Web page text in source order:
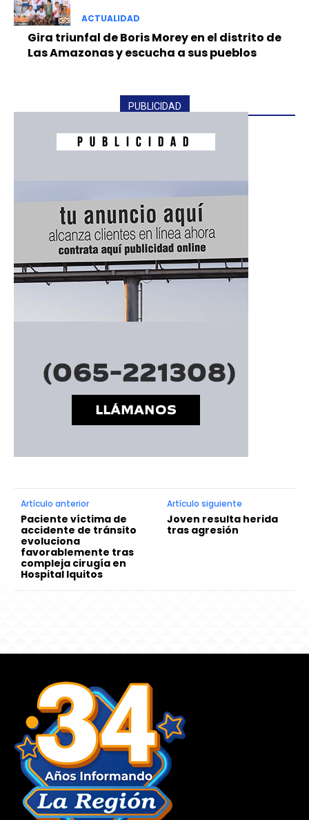
ACTUALIDAD
Gira triunfal de Boris Morey en el distrito de
Las Amazonas y escucha a sus pueblos
PUBLICIDAD
Artículo anterior
Paciente víctima de
accidente de tránsito
evoluciona
favorablemente tras
compleja cirugía en
Hospital Iquitos
Artículo siguiente
Joven resulta herida
tras agresión